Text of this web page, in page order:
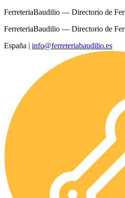
FerreteriaBaudilio — Directorio de
FerreteriaBaudilio — Directorio de
España | info@ferreteriabaudilio.es